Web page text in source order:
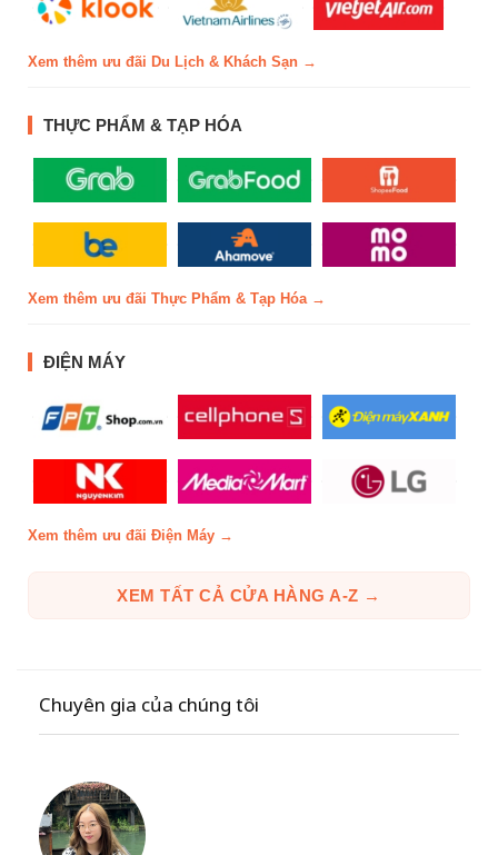
Xem thêm ưu đãi Du Lịch & Khách Sạn →
THỰC PHẨM & TẠP HÓA
Xem thêm ưu đãi Thực Phẩm & Tạp Hóa →
ĐIỆN MÁY
Xem thêm ưu đãi Điện Máy →
XEM TẤT CẢ CỬA HÀNG A-Z →
Chuyên gia của chúng tôi